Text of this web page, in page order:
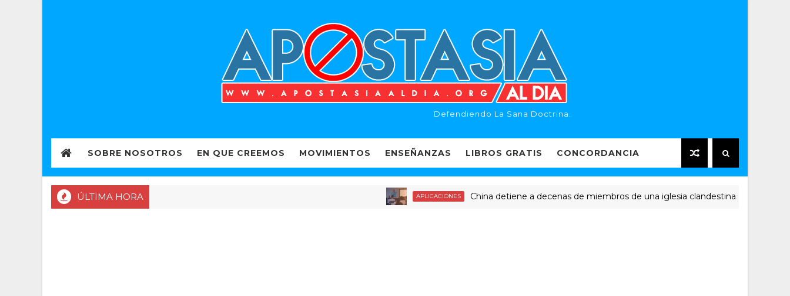
Defendiendo La Sana Doctrina.
SOBRE NOSOTROS EN QUE CREEMOS MOVIMIENTOS ENSEÑANZAS LIBROS GRATIS CONCORDANCIA
ÚLTIMA HORA APLICACIONES China detiene a decenas de miembros de una iglesia clandestina